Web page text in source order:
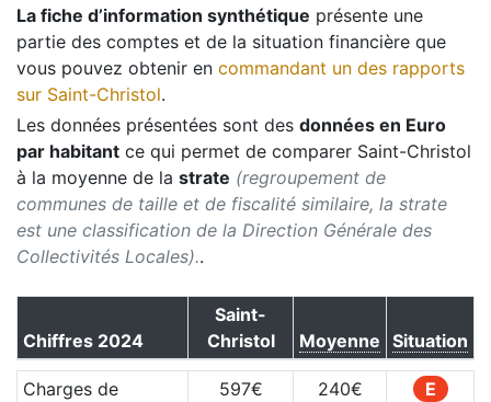
La fiche d’information synthétique présente une
partie des comptes et de la situation financière que
vous pouvez obtenir en commandant un des rapports
sur Saint-Christol.
Les données présentées sont des données en Euro
par habitant ce qui permet de comparer Saint-Christol
à la moyenne de la strate (regroupement de
communes de taille et de fiscalité similaire, la strate
est une classification de la Direction Générale des
Collectivités Locales)..
Chiffres 2024
Saint-
Christol
Moyenne Situation
Charges de
597€ 240€ E